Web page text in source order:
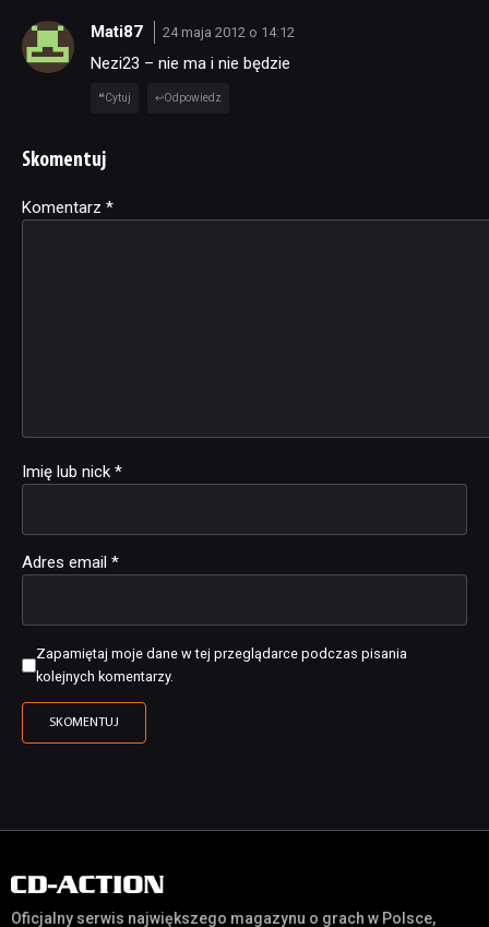
Mati87 24 maja 2012 o 14:12
Nezi23 – nie ma i nie będzie
Cytuj Odpowiedz
Skomentuj
Komentarz *
Imię lub nick *
Adres email *
Zapamiętaj moje dane w tej przeglądarce podczas pisania
kolejnych komentarzy.
Alternative:
Oficjalny serwis największego magazynu o grach w Polsce,